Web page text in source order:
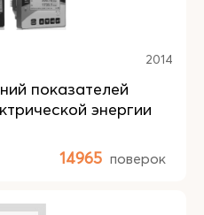
2014
показателей
энергии
14965 поверок